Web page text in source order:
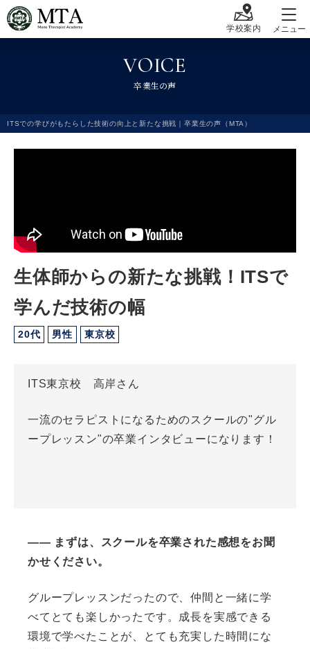
学校案内 メニュー
ITSでの学びがもたらした技術の向上と新たな挑戦｜卒業生の声（MTA）
VOICE
卒業生の声
生体師からの新たな挑戦！ITSで
学んだ技術の幅
20代 男性 東京校
ITS東京校 高岸さん
一流のセラピストになるためのスクールの"グル
ープレッスン"の卒業インタビューになります！
―― まずは、スクールを卒業された感想をお聞
かせください。
グループレッスンだったので、仲間と一緒に学
べてとても楽しかったです。成長を実感できる
環境で学べたことが、とても充実した時間にな